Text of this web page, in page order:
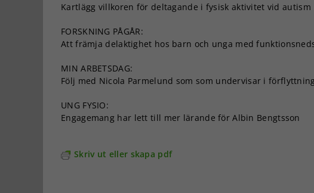
Kartlägg villkoren för deltagande i fysisk aktivitet vid autism
FORSKNING PÅGÅR:
Att främja delaktighet hos barn och unga med
MIN ARBETSDAG:
Följ med Nicola Parmelund som som undervisar i
UNG FYSIO:
Engagemang har lett till mer lärande för Albin Bengtsson
Skriv ut eller skapa pdf